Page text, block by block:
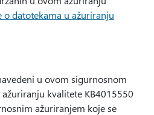
o datotekama u ažuriranju
u ovom sigurnosnom
kvalitete KB4015550
ažuriranjem koje se